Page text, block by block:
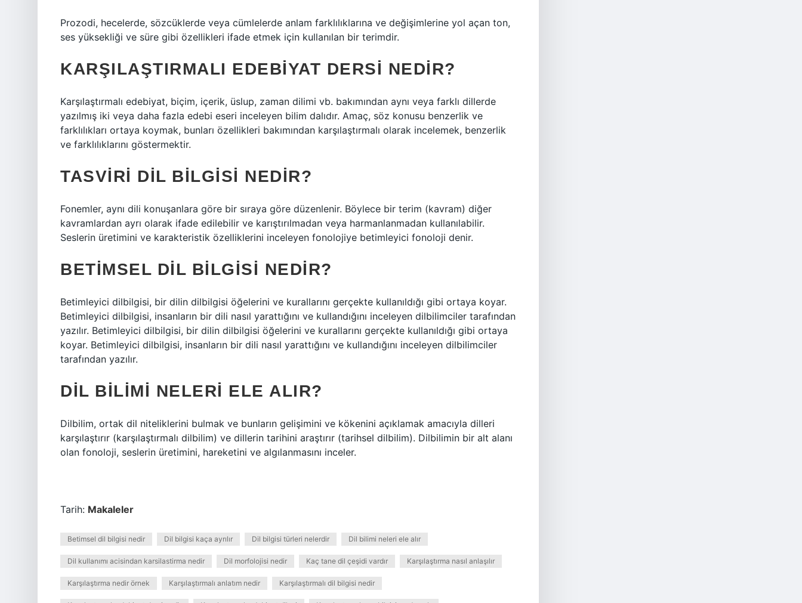
Prozodi, hecelerde, sözcüklerde veya cümlelerde anlam farklılıklarına ve değişimlerine yol açan ton,
ses yüksekliği ve süre gibi özellikleri ifade etmek için kullanılan bir terimdir.
KARŞILAŞTIRMALI EDEBIYAT DERSI NEDIR?
Karşılaştırmalı edebiyat, biçim, içerik, üslup, zaman dilimi vb. bakımından aynı veya farklı dillerde
yazılmış iki veya daha fazla edebi eseri inceleyen bilim dalıdır. Amaç, söz konusu benzerlik ve
farklılıkları ortaya koymak, bunları özellikleri bakımından karşılaştırmalı olarak incelemek, benzerlik
ve farklılıklarını göstermektir.
TASVIRI DIL BILGISI NEDIR?
Fonemler, aynı dili konuşanlara göre bir sıraya göre düzenlenir. Böylece bir terim (kavram) diğer
kavramlardan ayrı olarak ifade edilebilir ve karıştırılmadan veya harmanlanmadan kullanılabilir.
Seslerin üretimini ve karakteristik özelliklerini inceleyen fonolojiye betimleyici fonoloji denir.
BETIMSEL DIL BILGISI NEDIR?
Betimleyici dilbilgisi, bir dilin dilbilgisi öğelerini ve kurallarını gerçekte kullanıldığı gibi ortaya koyar.
Betimleyici dilbilgisi, insanların bir dili nasıl yarattığını ve kullandığını inceleyen dilbilimciler tarafından
yazılır. Betimleyici dilbilgisi, bir dilin dilbilgisi öğelerini ve kurallarını gerçekte kullanıldığı gibi ortaya
koyar. Betimleyici dilbilgisi, insanların bir dili nasıl yarattığını ve kullandığını inceleyen dilbilimciler
tarafından yazılır.
DIL BILIMI NELERI ELE ALIR?
Dilbilim, ortak dil niteliklerini bulmak ve bunların gelişimini ve kökenini açıklamak amacıyla dilleri
karşılaştırır (karşılaştırmalı dilbilim) ve dillerin tarihini araştırır (tarihsel dilbilim). Dilbilimin bir alt alanı
olan fonoloji, seslerin üretimini, hareketini ve algılanmasını inceler.
Tarih: Makaleler
Betimsel dil bilgisi nedir Dil bilgisi kaça ayrılır Dil bilgisi türleri nelerdir Dil bilimi neleri ele alır
Dil kullanımı acisindan karsilastirma nedir Dil morfolojisi nedir Kaç tane dil çeşidi vardır Karşılaştırma nasıl anlaşılır
Karşılaştırma nedir örnek Karşılaştırmalı anlatım nedir Karşılaştırmalı dil bilgisi nedir